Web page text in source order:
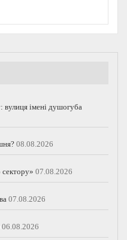
вулиця імені душогуба
08.08.2026
07.08.2026
07.08.2026
06.08.2026